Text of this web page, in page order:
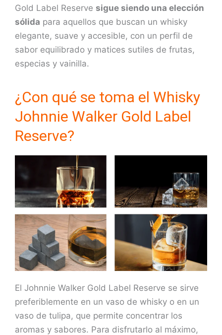
Gold Label Reserve sigue siendo una elección
sólida para aquellos que buscan un whisky
elegante, suave y accesible, con un perfil de
sabor equilibrado y matices sutiles de frutas,
especias y vainilla.
¿Con qué se toma el Whisky
Johnnie Walker Gold Label
Reserve?
El Johnnie Walker Gold Label Reserve se sirve
preferiblemente en un vaso de whisky o en un
vaso de tulipa, que permite concentrar los
aromas y sabores. Para disfrutarlo al máximo,